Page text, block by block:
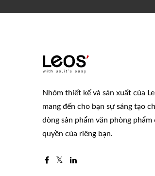
Nhóm thiết kế và sản xuất của
mang đến cho bạn sự sáng tạo
dòng sản phẩm văn phòng phẩm
quyền của riêng bạn.